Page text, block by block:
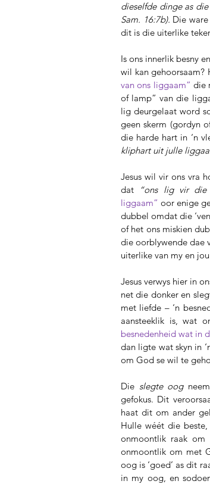
dieselfde dinge as
Sam. 16:7b). Die
dit is die uiterlike
Is ons innerlik besny
wil kan gehoorsaam?
van ons liggaam” die
of lamp” van die
lig deurgelaat word
geen skerm (gordyn
die harde hart in ‘n
kliphart uit julle
Jesus wil vir ons vra
dat
“ons lig vir die
liggaam” oor enige
dubbel omdat die
of het ons miskien
die oorblywende dae
uiterlike van my en
Jesus verwys hier in
net die donker en
met liefde – ‘n
aansteeklik is, wat
besnedenheid wat in
dan ligte wat skyn in
om God se wil te
Die slegte oog
gefokus. Dit
haat dit om ander
Hulle wéét die
onmoontlik raak
onmoontlik om met
oog is ‘goed’ as dit
in my oog, en